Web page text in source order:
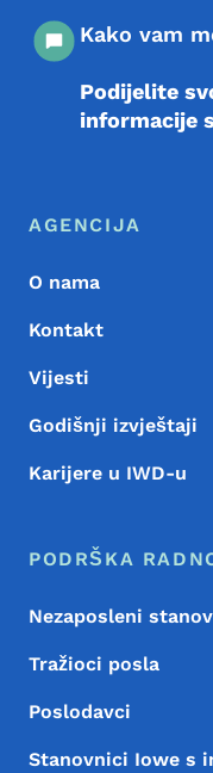
Kako vam
Podijelite
informacije
Meni podnožja
Footer
AGENCIJA
O nama
Kontakt
Vijesti
Godišnji izvještaji
Karijere u IWD-u
PODRŠKA
Nezaposleni
Tražioci posla
Poslodavci
Stanovnici Iowe s